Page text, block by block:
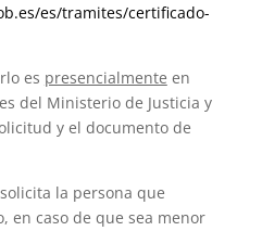
es/tramites/certificado-
es presencialmente en
del Ministerio de Justicia y
y el documento de
la persona que
en caso de que sea menor